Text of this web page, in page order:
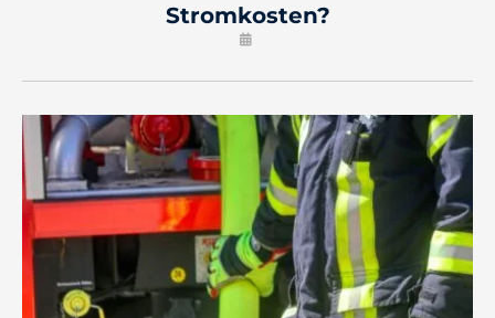
Stromkosten?